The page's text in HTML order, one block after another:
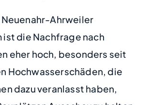
Neuenahr-Ahrweiler
ist die Nachfrage nach
eher hoch, besonders seit
Hochwasserschäden, die
dazu veranlasst haben,